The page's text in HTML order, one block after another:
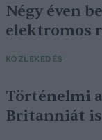
Négy éven
elektromos
KÖZLEKEDÉS
Történelmi
Britanniát is